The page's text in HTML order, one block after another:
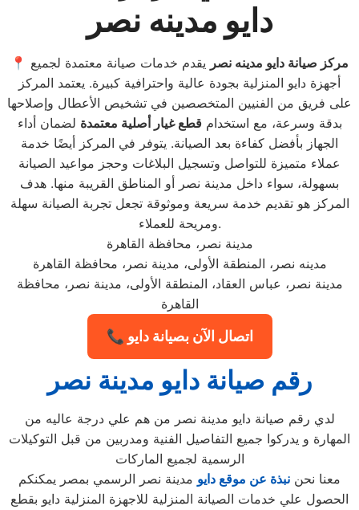
دايو مدينه نصر
📍 مركز صيانة دايو مدينه نصر يقدم خدمات صيانة معتمدة لجميع
أجهزة دايو المنزلية بجودة عالية واحترافية كبيرة. يعتمد المركز
على فريق من الفنيين المتخصصين في تشخيص الأعطال وإصلاحها
بدقة وسرعة، مع استخدامقطع غيار أصلية معتمدة لضمان أداء
الجهاز بأفضل كفاءة بعد الصيانة. يتوفر في المركز أيضًا خدمة
عملاء متميزة للتواصل وتسجيل البلاغات وحجز مواعيد الصيانة
بسهولة، سواء داخل مدينة نصر أو المناطق القريبة منها. هدف
المركز هو تقديم خدمة سريعة وموثوقة تجعل تجربة الصيانة سهلة
ومريحة للعملاء.
مدينة نصر، محافظة القاهرة
مدينه نصر، المنطقة الأولى، مدينة نصر، محافظة القاهرة
مدينة نصر، عباس العقاد، المنطقة الأولى، مدينة نصر، محافظة
القاهرة
📞 اتصال الآن بصيانة دايو
رقم صيانة دايو مدينة نصر
لدي رقم صيانة دايو مدينة نصر من هم علي درجة عاليه من
المهارة و يدركوا جميع التفاصيل الفنية ومدربين من قبل التوكيلات
الرسمية لجميع الماركات
معنا نحن نبذة عن موقع دايو مدينة نصر الرسمي بمصر يمكنكم
الحصول علي خدمات الصيانة المنزلية للاجهزة المنزلية دايو بقطع